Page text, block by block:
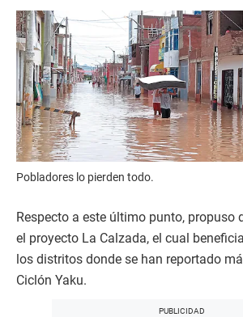
Pobladores lo pierden todo.
Respecto a este último punto, propuso
el proyecto La Calzada, el cual
los distritos donde se han reportado
Ciclón Yaku.